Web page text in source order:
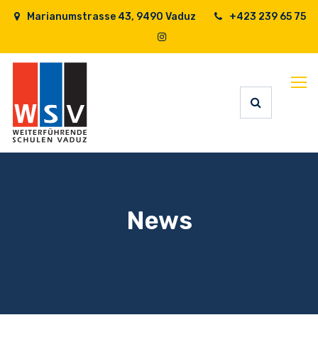
Marianumstrasse 43, 9490 Vaduz +423 239 65 75
News